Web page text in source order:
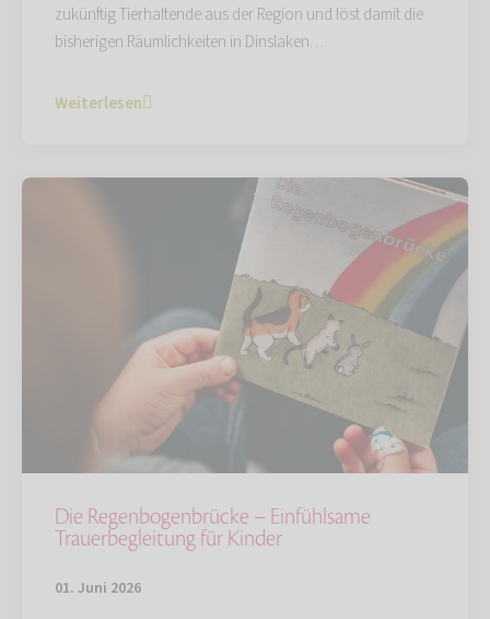
zukünftig Tierhaltende aus der Region und löst damit die
bisherigen Räumlichkeiten in Dinslaken…
Weiterlesen
Die Regenbogenbrücke – Einfühlsame
Trauerbegleitung für Kinder
01. Juni 2026